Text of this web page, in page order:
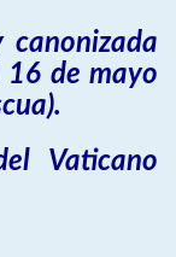
16 de mayo
Vaticano